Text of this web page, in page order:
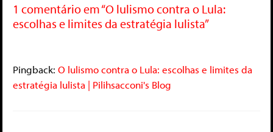
1 comentário em “O lulismo contra o Lula:
escolhas e limites da estratégia lulista”
Pingback: O lulismo contra o Lula: escolhas e limites da
estratégia lulista | Pilihsacconi's Blog